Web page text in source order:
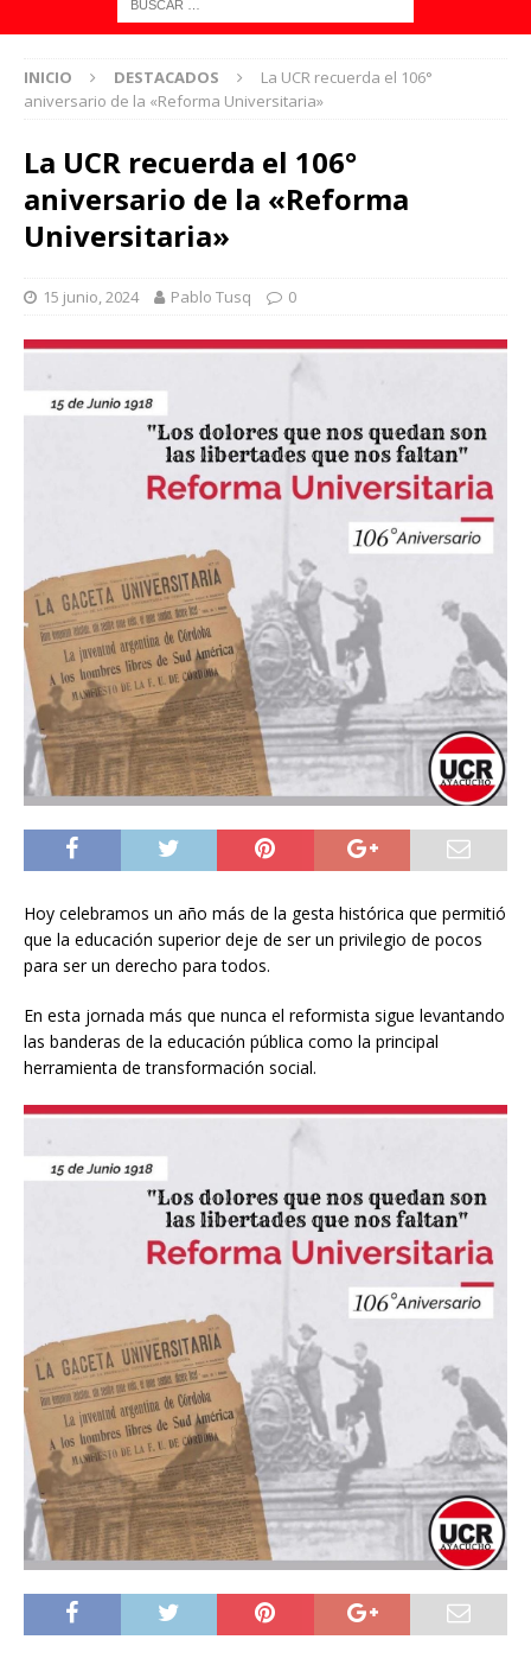
INICIO DESTACADOS
La UCR recuerda el 106°
aniversario de la «Reforma Universitaria»
La UCR recuerda el 106°
aniversario de la «Reforma
Universitaria»
15 junio, 2024 Pablo Tusq 0
Hoy celebramos un año más de la gesta histórica que permitió
que la educación superior deje de ser un privilegio de pocos
para ser un derecho para todos.
En esta jornada más que nunca el reformista sigue levantando
las banderas de la educación pública como la principal
herramienta de transformación social.